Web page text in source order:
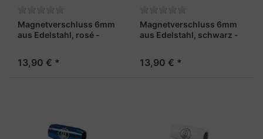
Magnetverschluss 6mm
aus Edelstahl, rosé -
13,90 € *
Magnetverschluss 6mm
aus Edelstahl, schwarz -
13,90 € *